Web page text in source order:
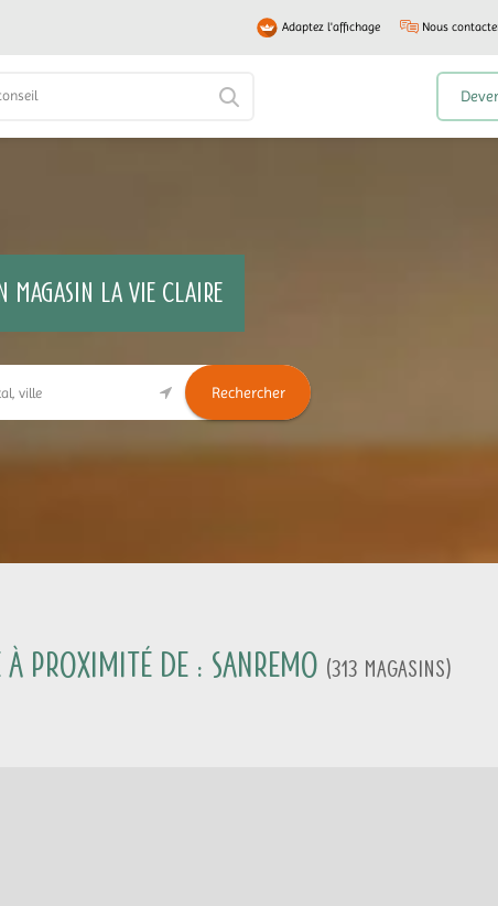
Adaptez l'affichage Nous
MAGASIN LA VIE CLAIRE
Rechercher
à proximité de : Sanremo (313 Magasins)